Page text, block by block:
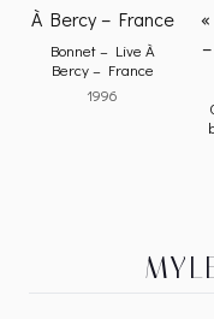
Bonnet – Live À
Bercy – France
1996